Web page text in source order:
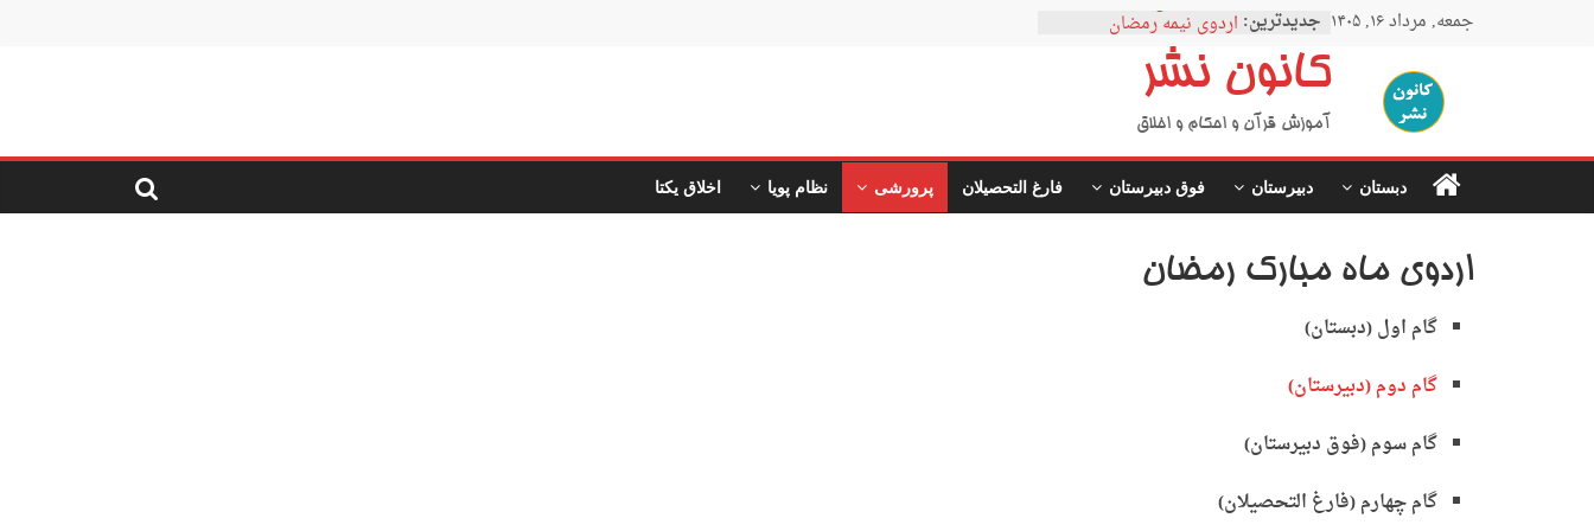
جمعه, مرداد ۱۶, ۱۴۰۵ جدیدترین: اردوی نیمه رمضان
اردوی نیمه شعبان
اردوی غدیر
اردوی محرم
کانون نشر
آموزش قرآن و احکام و اخلاق
دبستان دبیرستان فوق دبیرستان فارغ التحصیلان پرورشی نظام پویا اخلاق یکتا
اردوی ماه مبارک رمضان
گام اول (دبستان)
گام دوم (دبیرستان)
گام سوم (فوق دبیرستان)
گام چهارم (فارغ التحصیلان)